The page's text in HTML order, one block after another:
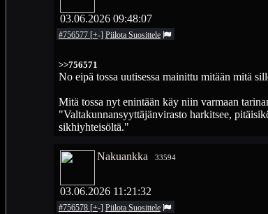
03.06.2026 09:48:07
#756577 [+-] Piilota Suosittele
>>756571
No eipä tossa uutisessa mainittu mitään mitä
Mitä tossa nyt enintään käy niin varmaan
"Valtakunnan­syyttäjän­virasto harkitsee,
sikhiyhteisöltä."
Nakuankka 33594
03.06.2026 11:21:32
#756578 [+-] Piilota Suosittele